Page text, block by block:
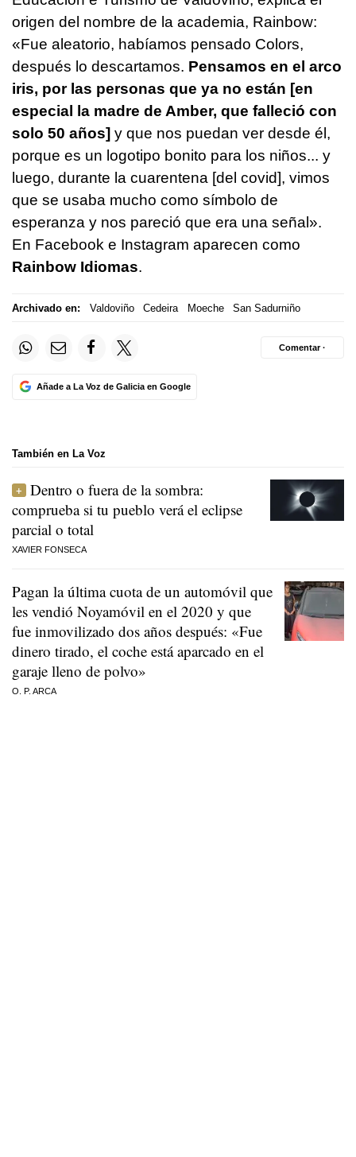
origen del nombre de la academia, Rainbow:
«Fue aleatorio, habíamos pensado Colors,
después lo descartamos. Pensamos en el arco
iris, por las personas que ya no están [en
especial la madre de Amber, que falleció con
solo 50 años] y que nos puedan ver desde él,
porque es un logotipo bonito para los niños... y
luego, durante la cuarentena [del covid], vimos
que se usaba mucho como símbolo de
esperanza y nos pareció que era una señal».
En Facebook e Instagram aparecen como
Rainbow Idiomas.
Archivado en: Valdoviño Cedeira Moeche San Sadurniño
Añade a La Voz de Galicia en Google
Comentar ·
También en La Voz
Dentro o fuera de la sombra:
comprueba si tu pueblo verá el eclipse
parcial o total
XAVIER FONSECA
Pagan la última cuota de un automóvil que
les vendió Noyamóvil en el 2020 y que
fue inmovilizado dos años después: «Fue
dinero tirado, el coche está aparcado en el
garaje lleno de polvo»
O. P. ARCA